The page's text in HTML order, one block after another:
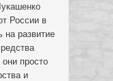
России в
на развитие
просто
и